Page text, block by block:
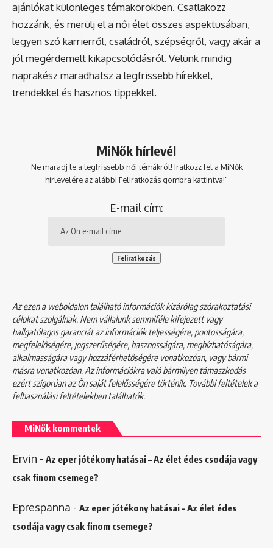
ajánlókat különleges témakörökben. Csatlakozz
hozzánk, és merülj el a női élet összes aspektusában,
legyen szó karrierről, családról, szépségről, vagy akár a
jól megérdemelt kikapcsolódásról. Velünk mindig
naprakész maradhatsz a legfrissebb hírekkel,
trendekkel és hasznos tippekkel.
MiNők hírlevél
Ne maradj le a legfrissebb női témákról! Iratkozz fel a MiNők
hírlevelére az alábbi Feliratkozás gombra kattintva!"
E-mail cím:
Az ezen a weboldalon található információk kizárólag szórakoztatási
célokat szolgálnak. Nem vállalunk semmiféle kifejezett vagy
hallgatólagos garanciát az információk teljességére, pontosságára,
megfelelőségére, jogszerűségére, hasznosságára, megbízhatóságára,
alkalmasságára vagy hozzáférhetőségére vonatkozóan, vagy bármi
másra vonatkozóan. Az információkra való bármilyen támaszkodás
ezért szigorúan az Ön saját felelősségére történik. További feltételek a
felhasználási feltételekbentalálhatók.
MiNők kommentek
Ervin - Az eper jótékony hatásai – Az élet édes csodája vagy
csak finom csemege?
Eprespanna - Az eper jótékony hatásai – Az élet édes
csodája vagy csak finom csemege?